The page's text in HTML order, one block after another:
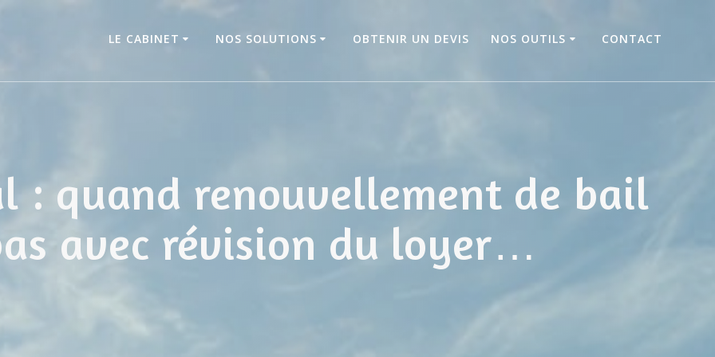
LE CABINET NOS SOLUTIONS OBTENIR UN DEVIS NOS OUTILS CONTACT
: quand renouvellement de bail
avec révision du loyer…